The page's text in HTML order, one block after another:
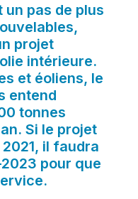
un pas de plus
projet
intérieure.
et éoliens, le
entend
tonnes
Si le projet
il faudra
pour que